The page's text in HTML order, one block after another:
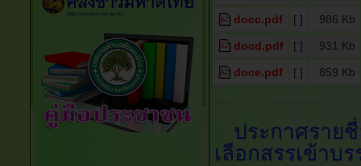
docc.pdf [ ] 986 Kb
docd.pdf [ ] 931 Kb
doce.pdf [ ] 859 Kb
ประกาศราย
เลือกสรรเข้าบ